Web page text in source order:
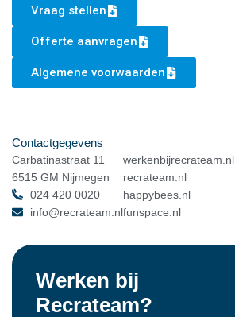
Vraag stellen
Offerte aanvragen
Algemene voorwaarden
Contactgegevens
Carbatinastraat 11
6515 GM Nijmegen
024 420 0020
info@recrateam.nl
werkenbijrecrateam.nl
recrateam.nl
happybees.nl
funspace.nl
Werken bij
Recrateam?